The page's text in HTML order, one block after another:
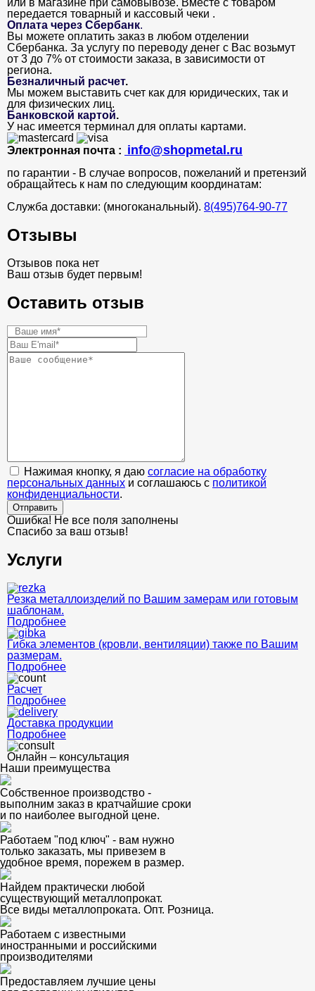
или в магазине при самовывозе. Вместе с товаром
передается товарный и кассовый чеки .
Оплата через Сбербанк.
Вы можете оплатить заказ в любом отделении
Сбербанка. За услугу по переводу денег с Вас возьмут
от 3 до 7% от стоимости заказа, в зависимости от
региона.
Безналичный расчет.
Мы можем выставить счет как для юридических, так и
для физических лиц.
Банковской картой.
У нас имеется терминал для оплаты картами.
Электронная почта : info@shopmetal.ru
по гарантии - В случае вопросов, пожеланий и претензий
обращайтесь к нам по следующим координатам:
Служба доставки: (многоканальный). 8(495)764-90-77
Отзывы
Отзывов пока нет
Ваш отзыв будет первым!
Оставить отзыв
Нажимая кнопку, я даю согласие на обработку
персональных данных и соглашаюсь с политикой
конфиденциальности.
Отправить
Ошибка! Не все поля заполнены
Спасибо за ваш отзыв!
Услуги
Резка металлоизделий по Вашим замерам или готовым
шаблонам.
Подробнее
Гибка элементов (кровли, вентиляции) также по Вашим
размерам.
Подробнее
Расчет
Подробнее
Доставка продукции
Подробнее
Онлайн – консультация
Наши преимущества
Собственное производство -
выполним заказ в кратчайшие сроки
и по наиболее выгодной цене.
Работаем "под ключ" - вам нужно
только заказать, мы привезем в
удобное время, порежем в размер.
Найдем практически любой
существующий металлопрокат.
Все виды металлопроката. Опт. Розница.
Работаем с известными
иностранными и российскими
производителями
Предоставляем лучшие цены